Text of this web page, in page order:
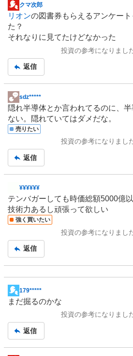
掲
示
板
記
クマ次郎
リオンの図書券もらえるアンケー
た？
それなりに見てたけどなかった
投資の参考になりまし
返信
掲
示
板
記
sdz*****
隠れ半導体とか言われてるのに、
ない。隠れていてはダメだな。
売りたい
投資の参考になりまし
返信
示
板
記
¥¥¥¥¥¥
テンバガーしても時価総額5000億
技術力あるし頑張って欲しい
強く買いたい
投資の参考になりまし
返信
掲
示
事
179*****
まだ掘るのかな
投資の参考になりまし
返信